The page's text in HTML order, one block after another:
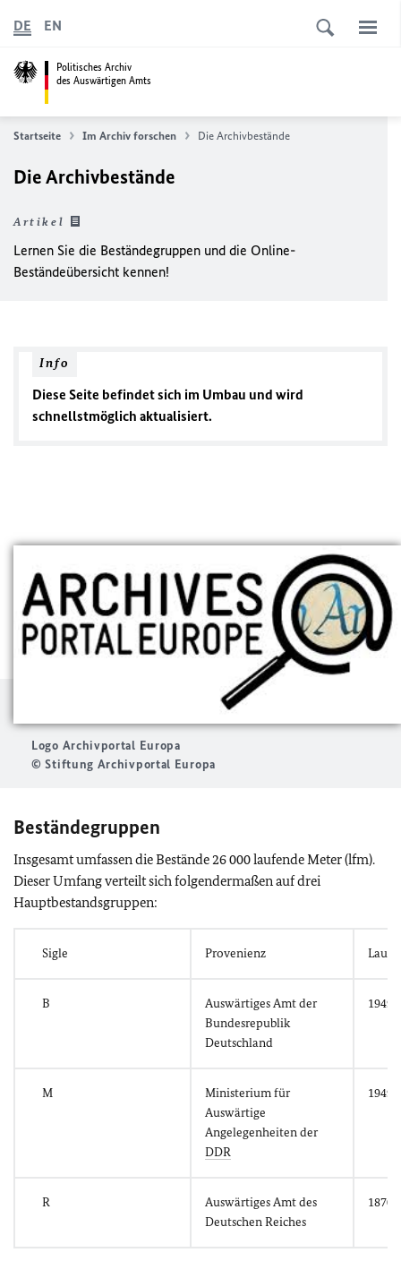
Politisches Archiv
des Auswärtigen Amts
DE EN
Startseite Im Archiv forschen Die Archivbestände
Die Archivbestände
Artikel
Lernen Sie die Beständegruppen und die Online-
Beständeübersicht kennen!
Info
Diese Seite befindet sich im Umbau und wird
schnellstmöglich aktualisiert.
Logo Archivportal Europa
© Stiftung Archivportal Europa
Beständegruppen
Insgesamt umfassen die Bestände 26 000 laufende Meter (lfm).
Dieser Umfang verteilt sich folgendermaßen auf drei
Hauptbestandsgruppen:
Sigle Provenienz
B
Auswärtiges Amt der
Bundesrepublik
Deutschland
M
Ministerium für
Auswärtige
Angelegenheiten der
DDR
1949-
R
Auswärtiges Amt des
Deutschen Reiches
1870-